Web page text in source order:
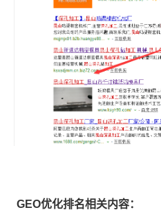
GEO优化排名相关内容：